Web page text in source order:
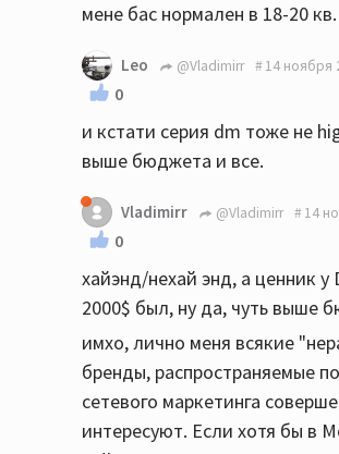
мене бас нормален в 18-20 кв.
Leo @Vladimirr 14 ноября
0
и кстати серия dm тоже не
выше бюджета и все.
Vladimirr @Vladimirr 14
0
хайэнд/нехай энд, а ценник у
2000$ был, ну да, чуть выше
имхо, лично меня всякие
бренды, распространяемые
сетевого маркетинга
интересуют. Если хотя бы в